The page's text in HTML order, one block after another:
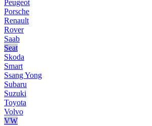
Peugeot
Porsche
Renault
Rover
Saab
Seat
Skoda
Smart
Ssang Yong
Subaru
Suzuki
Toyota
Volvo
VW